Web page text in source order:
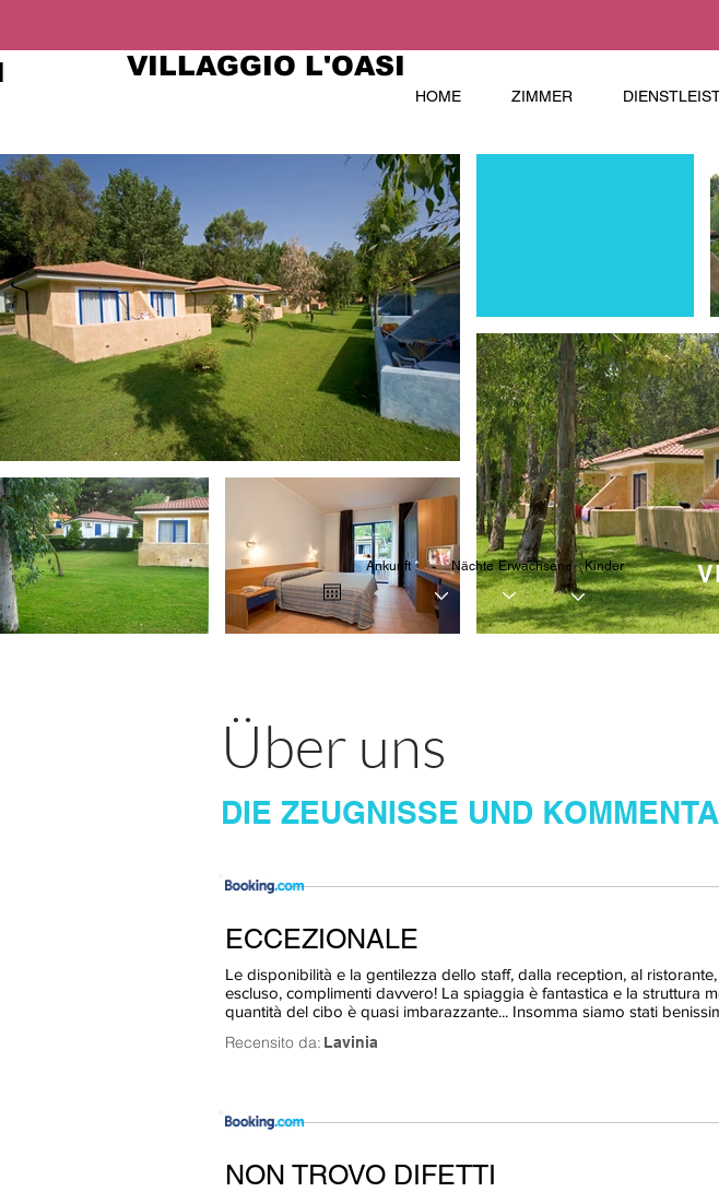
VILLAGGIO L'OASI
HOME ZIMMER
Erwachsene
Nächte Kinder
Ankunft *r
e
i
r
Über uns
DIE ZEUGNISSE UND
ECCEZIONALE
Le disponibilità e la gentilezza dello staff, dalla reception, al
escluso, complimenti davvero! La spiaggia è fantastica e la struttura
quantità del cibo è quasi imbarazzante... Insomma siamo stati
Recensito da: Lavinia
NON TROVO DIFETTI